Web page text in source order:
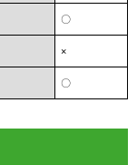
〇
×
〇